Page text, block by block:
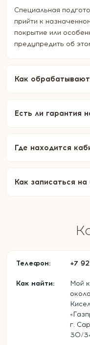
Специальная
прийти к
покрытие или
предупредить об
Как
Есть ли гарантия
Где находится
Как записаться на
Телефон: +7
Как найти:
Мой
г.
30/